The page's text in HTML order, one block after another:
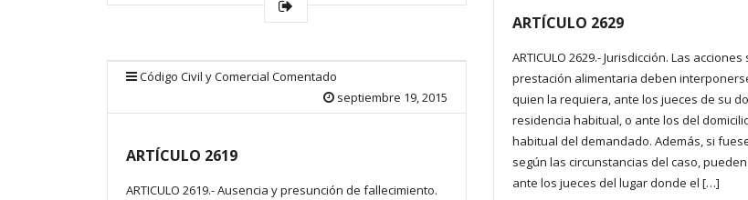
ARTÍCULO 2629
ARTICULO 2629.- Jurisdicción. Las
prestación alimentaria deben
quien la requiera, ante los jueces de su
residencia habitual, o ante los del
habitual del demandado. Además, si
según las circunstancias del caso,
ante los jueces del lugar donde el […]
Código Civil y Comercial Comentado
septiembre 19, 2015
ARTÍCULO 2619
ARTICULO 2619.- Ausencia y presunción de fallecimiento.